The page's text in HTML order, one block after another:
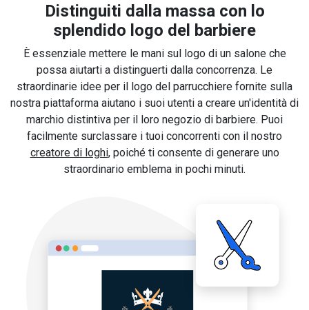
Distinguiti dalla massa con lo
splendido logo del barbiere
È essenziale mettere le mani sul logo di un salone che
possa aiutarti a distinguerti dalla concorrenza. Le
straordinarie idee per il logo del parrucchiere fornite sulla
nostra piattaforma aiutano i suoi utenti a creare un'identità di
marchio distintiva per il loro negozio di barbiere. Puoi
facilmente surclassare i tuoi concorrenti con il nostro
creatore di loghi, poiché ti consente di generare uno
straordinario emblema in pochi minuti.